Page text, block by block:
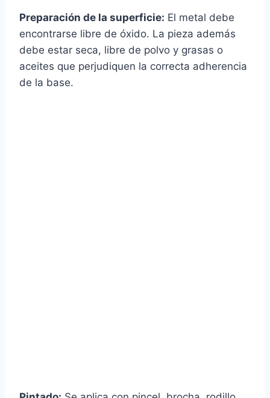
Preparación de la superficie: El metal debe
encontrarse libre de óxido. La pieza además
debe estar seca, libre de polvo y grasas o
aceites que perjudiquen la correcta adherencia
de la base.